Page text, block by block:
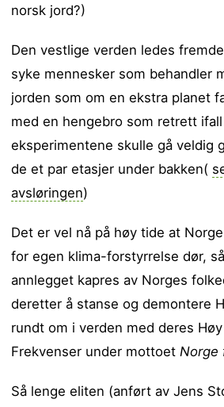
norsk jord?)
Den vestlige verden ledes
syke mennesker som behandler
jorden som om en ekstra planet
med en hengebro som retrett
eksperimentene skulle gå veldig
de et par etasjer under bakken(
avsløringen)
Det er vel nå på høy tide at
for egen klima-forstyrrelse dør,
annlegget kapres av Norges
deretter å stanse og demontere
rundt om i verden med deres
Frekvenser under mottoetNorge
Så lenge eliten (anført av Jens